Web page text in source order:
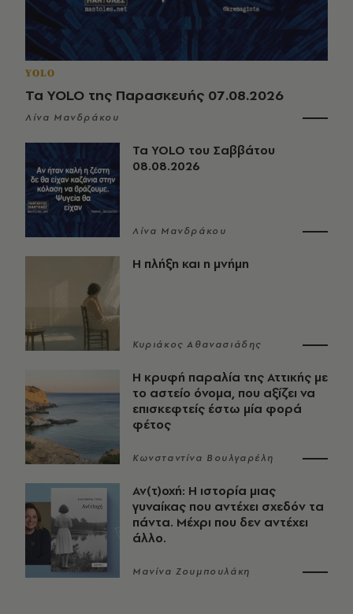
YOLO
Τα YOLO της Παρασκευής 07.08.2026
Λίνα Μανδράκου
Τα YOLO του Σαββάτου
08.08.2026
Λίνα Μανδράκου
Η πλήξη και η μνήμη
Κυριάκος Αθανασιάδης
Η κρυφή παραλία της Αττικής με
το αστείο όνομα, που αξίζει να
επισκεφτείς έστω μία φορά
φέτος
Κωνσταντίνα Βουλγαρέλη
Αν(τ)οχή: Η ιστορία μιας
γυναίκας που αντέχει σχεδόν τα
πάντα. Μέχρι που δεν αντέχει
άλλο.
Μανίνα Ζουμπουλάκη